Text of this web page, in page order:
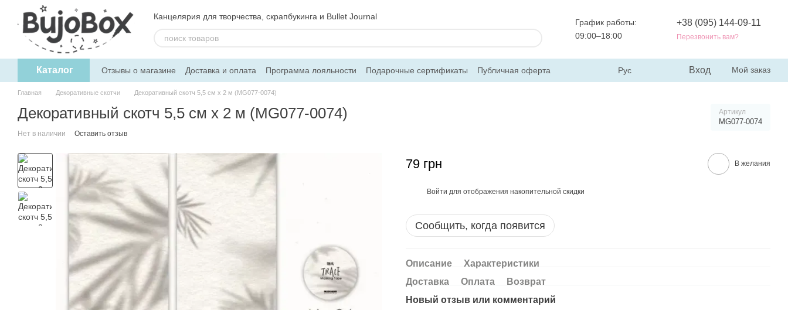
Перейти к основному контенту
Канцелярия для творчества, скрапбукинга и Bullet Journal
График работы:
09:00–18:00
+38 (095) 144-09-11
Перезвонить вам?
Каталог Отзывы о магазине Доставка и оплата Программа лояльности Подарочные сертификаты
Публичная оферта
Пользовательское соглашение
Обмен и возврат Блог Контакты О магазине
Рус Вход Мой заказ
Главная Декоративные скотчи Декоративный скотч 5,5 см x 2 м (MG077-0074)
Декоративный скотч 5,5 см x 2 м (MG077-0074) Артикул
MG077-0074
Нет в наличии Оставить отзыв
79 грн В желания
Войти для отображения накопительной скидки
Сообщить, когда появится
Описание
Характеристики
Доставка
Оплата
Возврат
Новый отзыв или комментарий